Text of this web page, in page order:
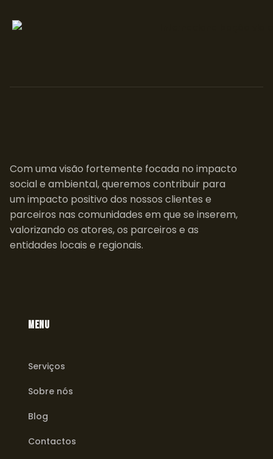
Com uma visão fortemente focada no impacto
social e ambiental, queremos contribuir para
um impacto positivo dos nossos clientes e
parceiros nas comunidades em que se inserem,
valorizando os atores, os parceiros e as
entidades locais e regionais.
MENU
Serviços
Sobre nós
Blog
Contactos